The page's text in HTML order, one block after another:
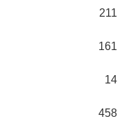
211
161
14
458